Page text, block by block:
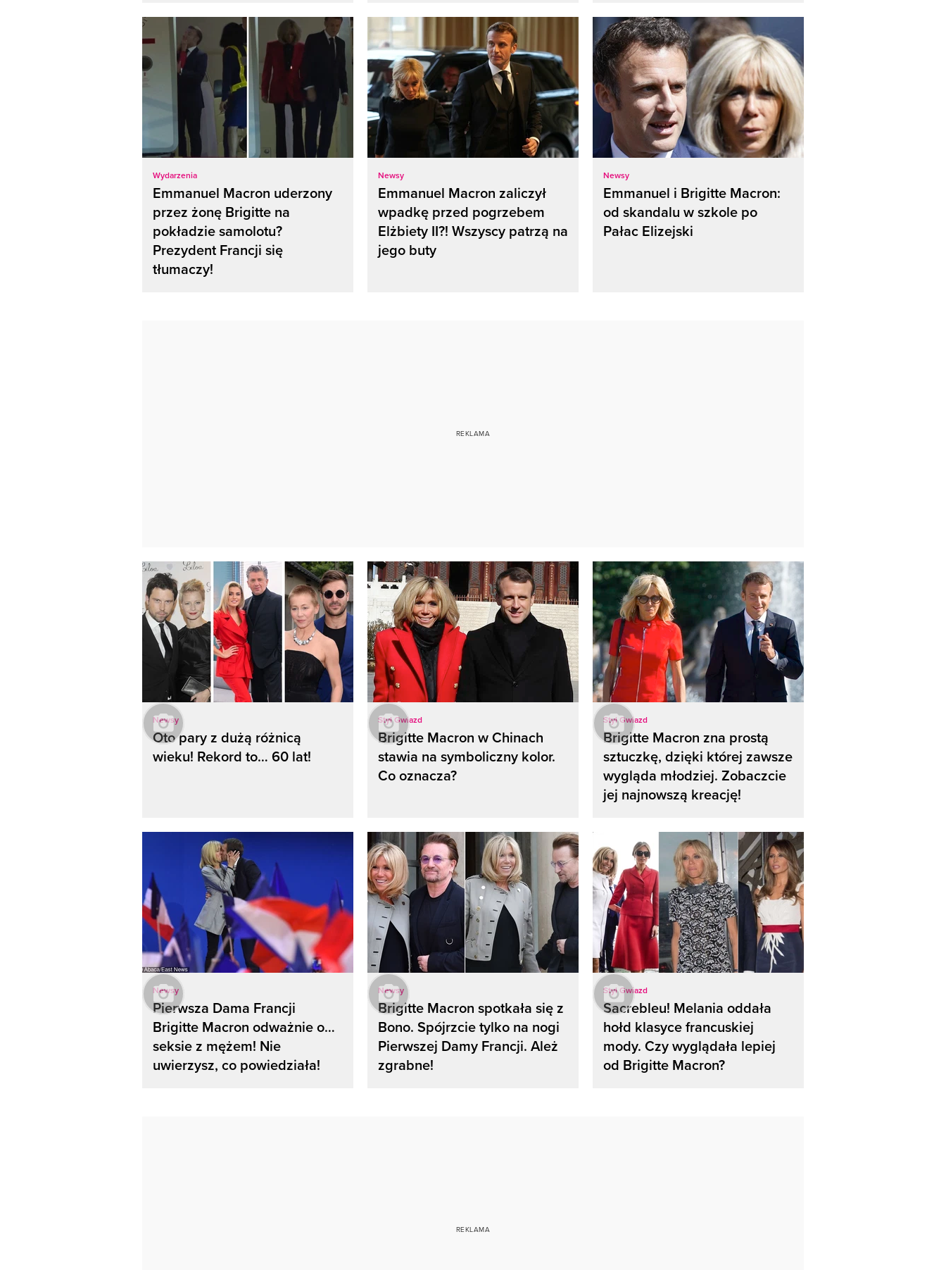
Wydarzenia
Emmanuel Macron uderzony
przez żonę Brigitte na
pokładzie samolotu?
Prezydent Francji się
tłumaczy!
Newsy
Emmanuel Macron zaliczył
wpadkę przed pogrzebem
Elżbiety II?! Wszyscy patrzą na
jego buty
Newsy
Emmanuel i Brigitte Macron:
od skandalu w szkole po
Pałac Elizejski
Newsy
Oto pary z dużą różnicą
wieku! Rekord to… 60 lat!
Styl Gwiazd
Brigitte Macron w Chinach
stawia na symboliczny kolor.
Co oznacza?
Styl Gwiazd
Brigitte Macron zna prostą
sztuczkę, dzięki której zawsze
wygląda młodziej. Zobaczcie
jej najnowszą kreację!
Newsy
Pierwsza Dama Francji
Brigitte Macron odważnie o…
seksie z mężem! Nie
uwierzysz, co powiedziała!
Newsy
Brigitte Macron spotkała się z
Bono. Spójrzcie tylko na nogi
Pierwszej Damy Francji. Ależ
zgrabne!
Styl Gwiazd
Sacrebleu! Melania oddała
hołd klasyce francuskiej
mody. Czy wyglądała lepiej
od Brigitte Macron?